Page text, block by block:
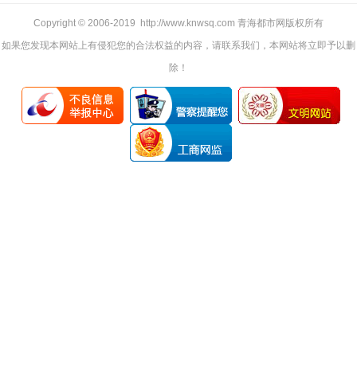
Copyright © 2006-2019 http://www.knwsq.com 青海都市网版权所有
如果您发现本网站上有侵犯您的合法权益的内容，请联系我们，本网站将立即予以删
除！